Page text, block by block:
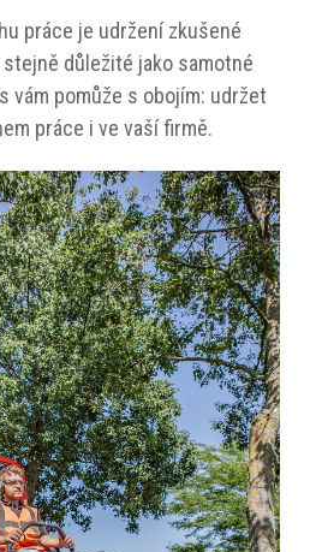
práce je udržení zkušené
důležité jako samotné
vám pomůže s obojím: udržet
práce i ve vaší firmě.